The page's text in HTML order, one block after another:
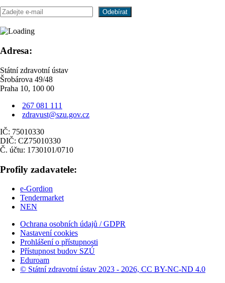
Adresa:
Státní zdravotní ústav
Šrobárova 49/48
Praha 10, 100 00
267 081 111
zdravust@szu.gov.cz
IČ: 75010330
DIČ: CZ75010330
Č. účtu: 1730101/0710
Profily zadavatele:
e-Gordion
Tendermarket
NEN
Ochrana osobních údajů / GDPR
Nastavení cookies
Prohlášení o přístupnosti
Přístupnost budov SZÚ
Eduroam
© Státní zdravotní ústav 2023 - 2026, CC BY-NC-ND 4.0